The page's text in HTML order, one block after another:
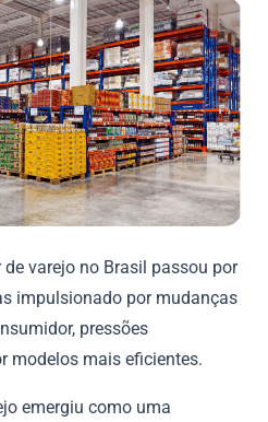
varejo no Brasil passou por
impulsionado por mudanças
pressões
modelos mais eficientes.
emergiu como uma